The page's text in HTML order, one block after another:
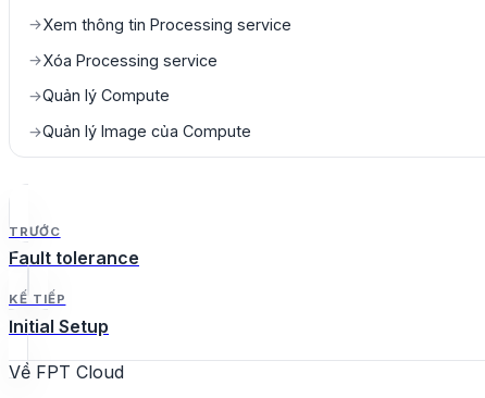
→Xem thông tin Processing service
→Xóa Processing service
→Quản lý Compute
→Quản lý Image của Compute
TRƯỚC
Fault tolerance
KẾ TIẾP
Initial Setup
Về FPT Cloud